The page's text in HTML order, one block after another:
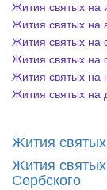
Жития святых на
Жития святых на
Жития святых на
Жития святых на
Жития святых на
Жития святых на
Жития
Жития
Сербского